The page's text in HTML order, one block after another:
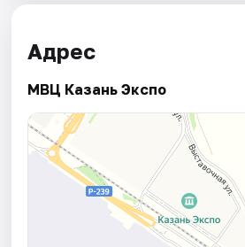
Адрес
МВЦ Казань Экспо